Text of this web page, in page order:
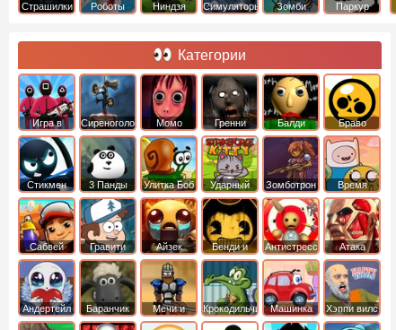
Страшилки Роботы Ниндзя Симуляторы Зомби Паркур
Категории
Игра в
Кальмара
Сиреноголовый Момо Гренни Балди
Браво
Старс
Стикмен 3 Панды Улитка Боб
Ударный
отряд котят
Зомботрон
Время
Приключений
Сабвей
Серф
Гравити
Фолз
Айзек
Бенди и
Чернильная
машина
Антистресс
Атака
Титанов
Андертейл
Баранчик
Шон
Мечи и
Сандали
Крокодильчик
Свомпи
Машинка
Вилли
Хэппи вилс